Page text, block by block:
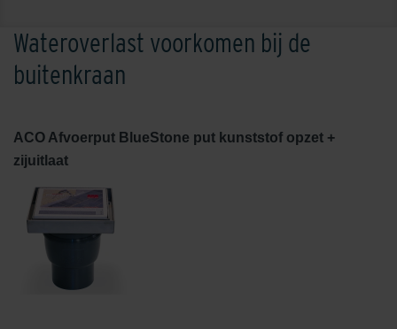
Wateroverlast voorkomen bij de
buitenkraan
ACO Afvoerput BlueStone put kunststof opzet +
zijuitlaat